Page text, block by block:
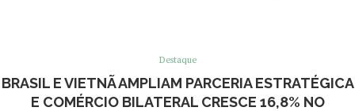
Destaque
BRASIL E VIETNÃ AMPLIAM PARCERIA ESTRATÉGICA
E COMÉRCIO BILATERAL CRESCE 16,8% NO